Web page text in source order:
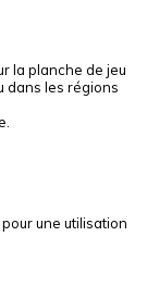
la planche de jeu
dans les régions
une utilisation